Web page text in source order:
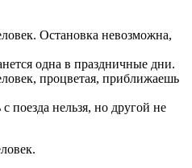
Остановка невозможна,
одна в праздничные дни.
процветая, приближаешь
поезда нельзя, но другой не